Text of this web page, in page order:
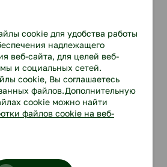
cookie для удобства работы
надлежащего
веб-сайта, для целей веб-
и социальных сетей.
cookie, Вы соглашаетесь
файлов.Дополнительную
cookie можно найти
файлов cookie на веб-